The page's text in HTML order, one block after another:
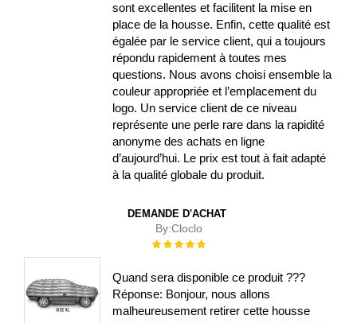
sont excellentes et facilitent la mise en
place de la housse. Enfin, cette qualité est
égalée par le service client, qui a toujours
répondu rapidement à toutes mes
questions. Nous avons choisi ensemble la
couleur appropriée et l’emplacement du
logo. Un service client de ce niveau
représente une perle rare dans la rapidité
anonyme des achats en ligne
d’aujourd’hui. Le prix est tout à fait adapté
à la qualité globale du produit.
DEMANDE D'ACHAT
By:Cloclo
Évaluation :
Quand sera disponible ce produit ???
Réponse: Bonjour, nous allons
malheureusement retirer cette housse